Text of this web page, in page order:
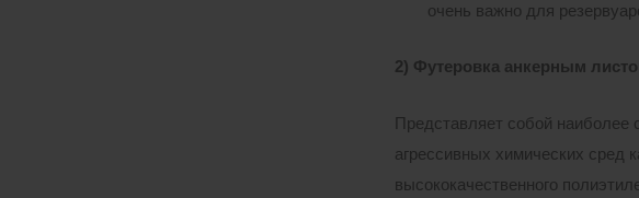
очень важно для
2) Футеровка анкерным
Представляет собой наиболее
агрессивных химических сред
высококачественного